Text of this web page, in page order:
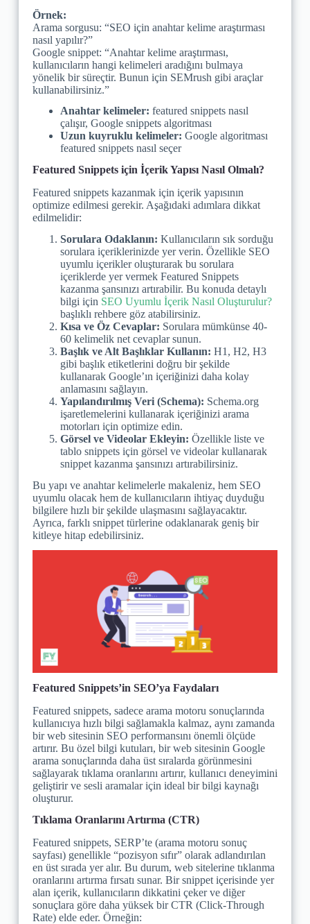
Örnek:
Arama sorgusu: “SEO için anahtar kelime araştırması
nasıl yapılır?”
Google snippet: “Anahtar kelime araştırması,
kullanıcıların hangi kelimeleri aradığını bulmaya
yönelik bir süreçtir. Bunun için SEMrush gibi araçlar
kullanabilirsiniz.”
Anahtar kelimeler: featured snippets nasıl
çalışır, Google snippets algoritması
Uzun kuyruklu kelimeler: Google algoritması
featured snippets nasıl seçer
Featured Snippets için İçerik Yapısı Nasıl Olmalı?
Featured snippets kazanmak için içerik yapısının
optimize edilmesi gerekir. Aşağıdaki adımlara dikkat
edilmelidir:
Sorulara Odaklanın: Kullanıcıların sık sorduğu
sorulara içeriklerinizde yer verin. Özellikle SEO
uyumlu içerikler oluşturarak bu sorulara
içeriklerde yer vermek Featured Snippets
kazanma şansınızı artırabilir. Bu konuda detaylı
bilgi için SEO Uyumlu İçerik Nasıl Oluşturulur?
başlıklı rehbere göz atabilirsiniz.
Kısa ve Öz Cevaplar: Sorulara mümkünse 40-
60 kelimelik net cevaplar sunun.
Başlık ve Alt Başlıklar Kullanın: H1, H2, H3
gibi başlık etiketlerini doğru bir şekilde
kullanarak Google’ın içeriğinizi daha kolay
anlamasını sağlayın.
Yapılandırılmış Veri (Schema): Schema.org
işaretlemelerini kullanarak içeriğinizi arama
motorları için optimize edin.
Görsel ve Videolar Ekleyin: Özellikle liste ve
tablo snippets için görsel ve videolar kullanarak
snippet kazanma şansınızı artırabilirsiniz.
Bu yapı ve anahtar kelimelerle makaleniz, hem SEO
uyumlu olacak hem de kullanıcıların ihtiyaç duyduğu
bilgilere hızlı bir şekilde ulaşmasını sağlayacaktır.
Ayrıca, farklı snippet türlerine odaklanarak geniş bir
kitleye hitap edebilirsiniz.
Featured Snippets’in SEO’ya Faydaları
Featured snippets, sadece arama motoru sonuçlarında
kullanıcıya hızlı bilgi sağlamakla kalmaz, aynı zamanda
bir web sitesinin SEO performansını önemli ölçüde
artırır. Bu özel bilgi kutuları, bir web sitesinin Google
arama sonuçlarında daha üst sıralarda görünmesini
sağlayarak tıklama oranlarını artırır, kullanıcı deneyimini
geliştirir ve sesli aramalar için ideal bir bilgi kaynağı
oluşturur.
Tıklama Oranlarını Artırma (CTR)
Featured snippets, SERP’te (arama motoru sonuç
sayfası) genellikle “pozisyon sıfır” olarak adlandırılan
en üst sırada yer alır. Bu durum, web sitelerine tıklanma
oranlarını artırma fırsatı sunar. Bir snippet içerisinde yer
alan içerik, kullanıcıların dikkatini çeker ve diğer
sonuçlara göre daha yüksek bir CTR (Click-Through
Rate) elde eder. Örneğin: